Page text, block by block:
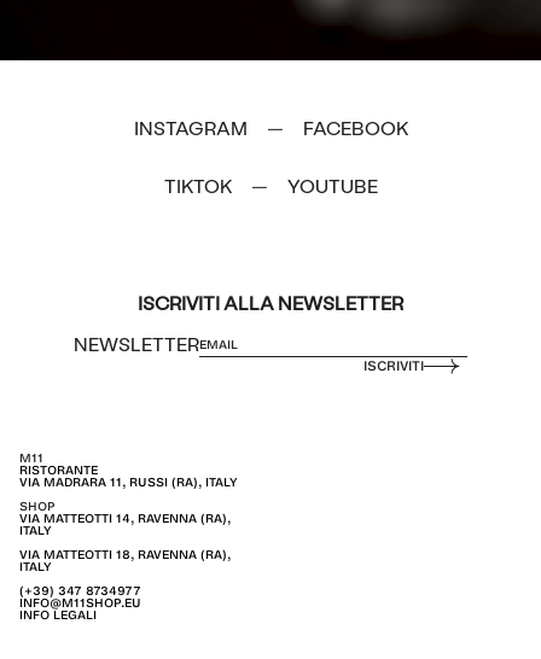
INSTAGRAM — FACEBOOK
TIKTOK — YOUTUBE
ISCRIVITI ALLA NEWSLETTER
NEWSLETTER
ISCRIVITI
M11
RISTORANTE
VIA MADRARA 11, RUSSI (RA), ITALY
SHOP
VIA MATTEOTTI 14, RAVENNA (RA),
ITALY
VIA MATTEOTTI 18, RAVENNA (RA),
ITALY
(+39) 347 8734977
INFO@M11SHOP.EU
INFO LEGALI